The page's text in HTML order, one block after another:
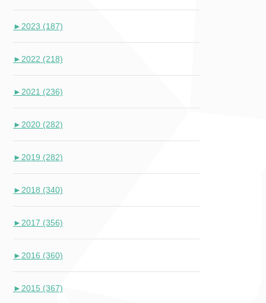
► 2023 (187)
► 2022 (218)
► 2021 (236)
► 2020 (282)
► 2019 (282)
► 2018 (340)
► 2017 (356)
► 2016 (360)
► 2015 (367)